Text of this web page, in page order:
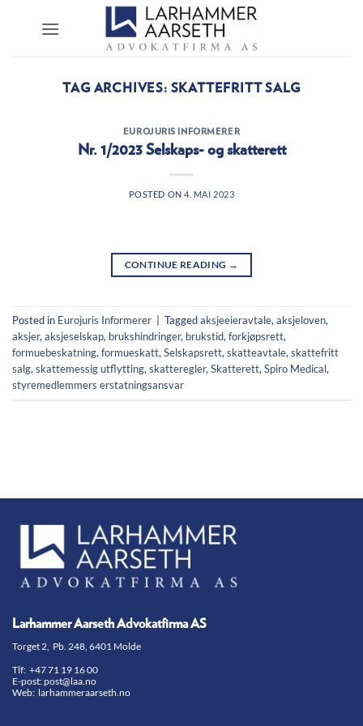
TAG ARCHIVES: SKATTEFRITT SALG
EUROJURIS INFORMERER
Nr. 1/2023 Selskaps- og skatterett
POSTED ON4. MAI 2023
CONTINUE READING →
Posted in Eurojuris Informerer Taggedaksjeeieravtale, aksjeloven,
aksjer, aksjeselskap, brukshindringer, brukstid, forkjøpsrett,
formuebeskatning, formueskatt, Selskapsrett, skatteavtale, skattefritt
salg, skattemessig utflytting, skatteregler, Skatterett, Spiro Medical,
styremedlemmers erstatningsansvar
Larhammer Aarseth Advokatfirma AS
Torget 2, Pb. 248, 6401 Molde
Tlf: +47 71 19 16 00
E-post:post@laa.no
Web: larhammeraarseth.no